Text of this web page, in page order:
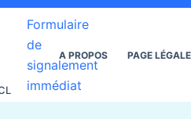
Formulaire
de
signalement
immédiat
A PROPOS PAGE LÉGALE